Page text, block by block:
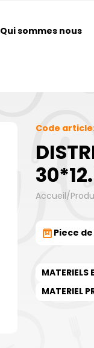
Qui sommes nous
Code
Accueil/
Piece de
MATERIELS
MATERIEL